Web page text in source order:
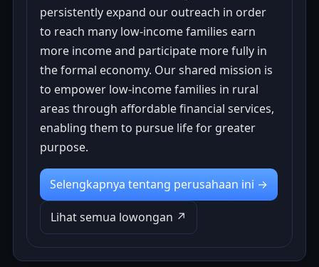
persistently expand our outreach in order
to reach many low-income families earn
more income and participate more fully in
the formal economy. Our shared mission is
to empower low-income families in rural
areas through affordable financial services,
enabling them to pursue life for greater
purpose.
Selengkapnya tentang perusahaan ini →
Lihat semua lowongan ↗